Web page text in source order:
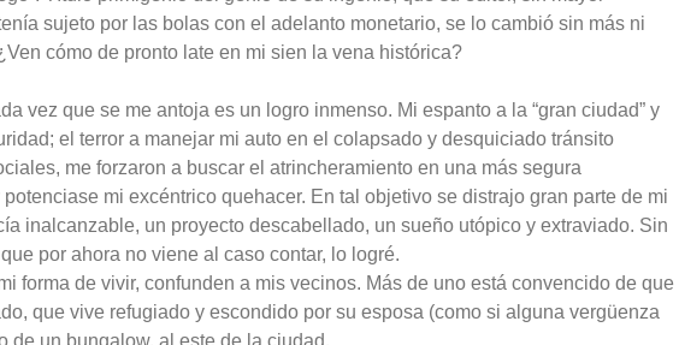
sujeto por las bolas con el adelanto monetario, se lo cambió sin más ni
cómo de pronto late en mi sien la vena histórica?
vez que se me antoja es un logro inmenso. Mi espanto a la “gran ciudad” y
el terror a manejar mi auto en el colapsado y desquiciado tránsito
me forzaron a buscar el atrincheramiento en una más segura
mi excéntrico quehacer. En tal objetivo se distrajo gran parte de mi
inalcanzable, un proyecto descabellado, un sueño utópico y extraviado. Sin
por ahora no viene al caso contar, lo logré.
forma de vivir, confunden a mis vecinos. Más de uno está convencido de que
que vive refugiado y escondido por su esposa (como si alguna vergüenza
de un bungalow, al este de la ciudad.